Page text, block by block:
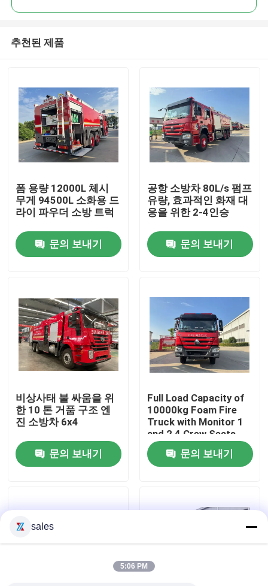
우리에 대하여
공장 여행
연락주세요
인용문을 요구하세요
폼 소방차
추천된 제품
폼 용량 12000L 체시
무게 94500L 소화용 드
라이 파우더 소방 트럭
문의 보내기
공항 소방차 80L/s 펌프
유량, 효과적인 화재 대
응을 위한 2-4인승
문의 보내기
비상사태 불 싸움을 위
한 10 톤 거품 구조 엔
진 소방차 6x4
문의 보내기
Full Load Capacity of
10000kg Foam Fire
Truck with Monitor 1
and 2 4 Crew Seats
문의 보내기
sales
5:06 PM